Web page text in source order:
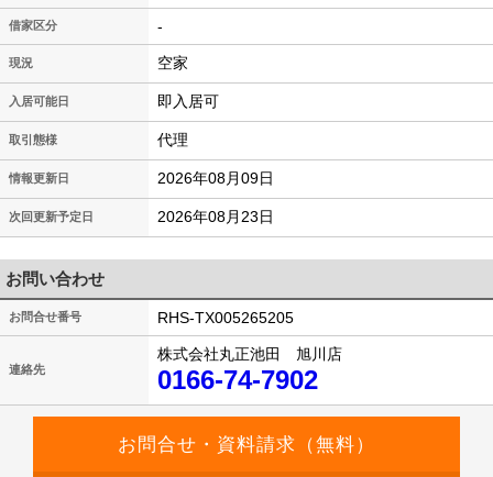
借家区分 -
現況 空家
入居可能日 即入居可
取引態様 代理
情報更新日 2026年08月09日
次回更新予定日 2026年08月23日
お問い合わせ
お問合せ番号 RHS-TX005265205
連絡先
株式会社丸正池田 旭川店
0166-74-7902